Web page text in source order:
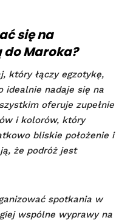
się na
Maroka?
który łączy egzotykę,
idealnie nadaje się na
oferuje zupełnie
i kolorów, który
bliskie położenie i
że podróż jest
spotkania w
wspólne wyprawy na